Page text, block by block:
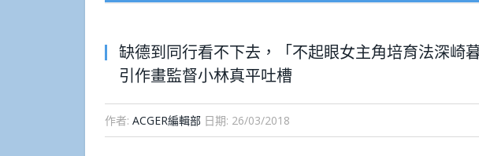
缺德到同行看不下去，「不起眼女主角培育法深崎
引作畫監督小林真平吐槽
作者: ACGER編輯部 日期: 26/03/2018